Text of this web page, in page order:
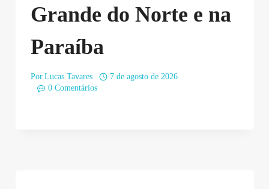
Grande do Norte e na
Paraíba
Por Lucas Tavares
7 de agosto de 2026
0 Comentários